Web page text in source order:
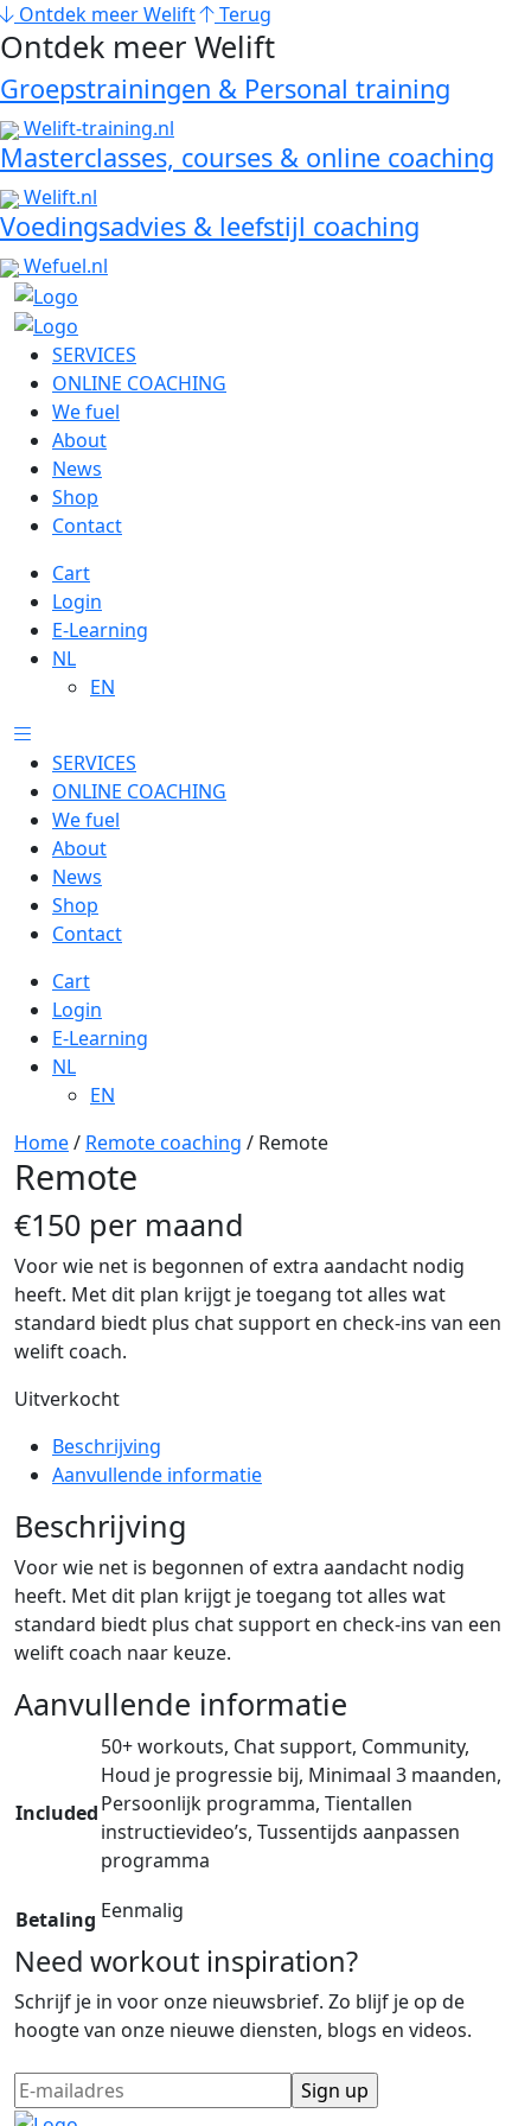
Ontdek meer Welift Terug
Ontdek meer Welift
Groepstrainingen & Personal training
Welift-training.nl
Masterclasses, courses & online coaching
Welift.nl
Voedingsadvies & leefstijl coaching
Wefuel.nl
SERVICES
ONLINE COACHING
We fuel
About
News
Shop
Contact
Cart
Login
E-Learning
NL
EN
SERVICES
ONLINE COACHING
We fuel
About
News
Shop
Contact
Cart
Login
E-Learning
NL
EN
Home/ Remote coaching / Remote
Remote
€150 per maand
Voor wie net is begonnen of extra aandacht nodig
heeft. Met dit plan krijgt je toegang tot alles wat
standard biedt plus chat support en check-ins van een
welift coach.
Uitverkocht
Beschrijving
Aanvullende informatie
Beschrijving
Voor wie net is begonnen of extra aandacht nodig
heeft. Met dit plan krijgt je toegang tot alles wat
standard biedt plus chat support en check-ins van een
welift coach naar keuze.
Aanvullende informatie
Included
50+ workouts, Chat support, Community,
Houd je progressie bij, Minimaal 3 maanden,
Persoonlijk programma, Tientallen
instructievideo’s, Tussentijds aanpassen
programma
Betaling Eenmalig
Need workout inspiration?
Schrijf je in voor onze nieuwsbrief. Zo blijf je op de
hoogte van onze nieuwe diensten, blogs en videos.